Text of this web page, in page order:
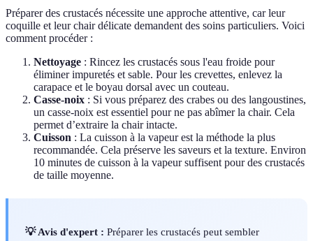
Préparer des crustacés nécessite une approche attentive, car leur
coquille et leur chair délicate demandent des soins particuliers. Voici
comment procéder :
Nettoyage : Rincez les crustacés sous l'eau froide pour
éliminer impuretés et sable. Pour les crevettes, enlevez la
carapace et le boyau dorsal avec un couteau.
Casse-noix : Si vous préparez des crabes ou des langoustines,
un casse-noix est essentiel pour ne pas abîmer la chair. Cela
permet d’extraire la chair intacte.
Cuisson : La cuisson à la vapeur est la méthode la plus
recommandée. Cela préserve les saveurs et la texture. Environ
10 minutes de cuisson à la vapeur suffisent pour des crustacés
de taille moyenne.
💡 Avis d'expert : Préparer les crustacés peut sembler